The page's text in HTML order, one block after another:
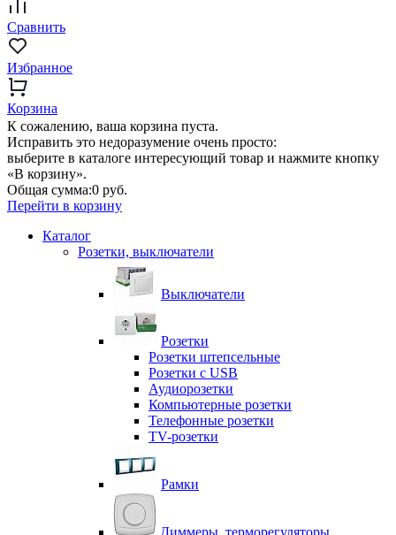
Сравнить
Избранное
Корзина
К сожалению, ваша корзина пуста.
Исправить это недоразумение очень просто:
выберите в каталоге интересующий товар и нажмите кнопку
«В корзину».
Общая сумма:0 руб.
Перейти в корзину
Каталог
Розетки, выключатели
Выключатели
Розетки
Розетки штепсельные
Розетки с USB
Аудиорозетки
Компьютерные розетки
Телефонные розетки
TV-розетки
Рамки
Диммеры, терморегуляторы,